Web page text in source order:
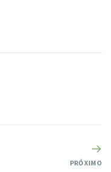
PRÓXIMO